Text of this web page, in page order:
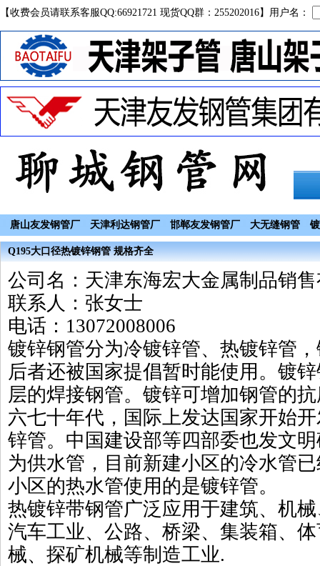
【收费会员请联系客服QQ:66921721 现货QQ群：255202016】用户名：
唐山友发钢管厂 天津利达钢管厂 邯郸友发钢管厂 大无缝钢管
Q195大口径热镀锌钢管 规格齐全
公司名：天津东海宏大金属制品销
联系人：张女士
电话：13072008006
镀锌钢管分为冷镀锌管、热镀锌管
后者还被国家提倡暂时能使用。镀
层的焊接钢管。镀锌可增加钢管的
六七十年代，国际上发达国家开始
锌管。中国建设部等四部委也发文
为供水管，目前新建小区的冷水管
小区的热水管使用的是镀锌管。
热镀锌带钢管广泛应用于建筑、机
汽车工业、公路、桥梁、集装箱、
械、探矿机械等制造工业.